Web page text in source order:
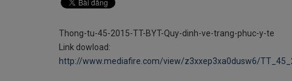
Thong-tu-45-2015-TT-BYT-Quy-dinh-ve-trang-phuc-y-te
Link dowload:
http://www.mediafire.com/view/z3xxep3xa0dusw6/